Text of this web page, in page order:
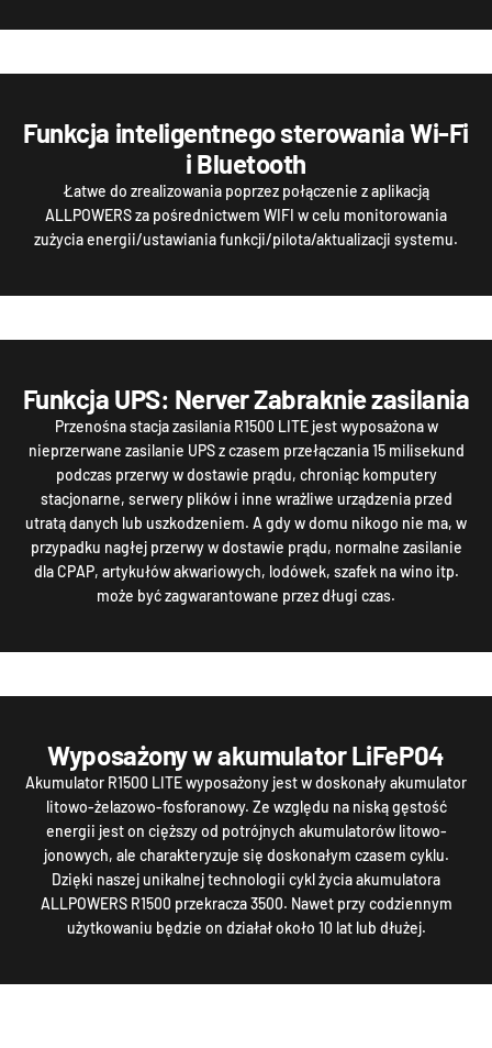
Funkcja inteligentnego sterowania Wi-Fi
i Bluetooth
Łatwe do zrealizowania poprzez połączenie z aplikacją
ALLPOWERS za pośrednictwem WIFI w celu monitorowania
zużycia energii/ustawiania funkcji/pilota/aktualizacji systemu.
Funkcja UPS: Nerver Zabraknie zasilania
Przenośna stacja zasilania R1500 LITE jest wyposażona w
nieprzerwane zasilanie UPS z czasem przełączania 15 milisekund
podczas przerwy w dostawie prądu, chroniąc komputery
stacjonarne, serwery plików i inne wrażliwe urządzenia przed
utratą danych lub uszkodzeniem. A gdy w domu nikogo nie ma, w
przypadku nagłej przerwy w dostawie prądu, normalne zasilanie
dla CPAP, artykułów akwariowych, lodówek, szafek na wino itp.
może być zagwarantowane przez długi czas.
Wyposażony w akumulator LiFeP04
Akumulator R1500 LITE wyposażony jest w doskonały akumulator
litowo-żelazowo-fosforanowy. Ze względu na niską gęstość
energii jest on cięższy od potrójnych akumulatorów litowo-
jonowych, ale charakteryzuje się doskonałym czasem cyklu.
Dzięki naszej unikalnej technologii cykl życia akumulatora
ALLPOWERS R1500 przekracza 3500. Nawet przy codziennym
użytkowaniu będzie on działał około 10 lat lub dłużej.